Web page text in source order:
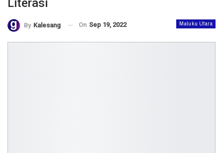
Literasi
Maluku Utara
By Kalesang On Sep 19, 2022